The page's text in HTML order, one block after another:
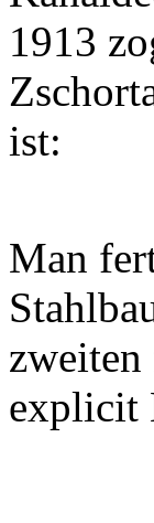
1913
ist:
Man
zweiten
explicit